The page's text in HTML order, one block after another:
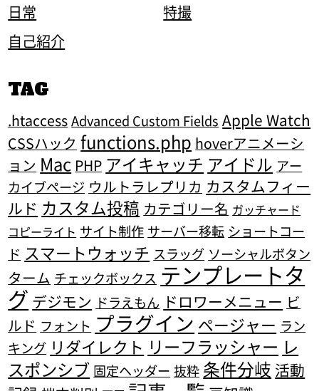
日常
特撮
自己紹介
TAG
.htaccess Advanced Custom Fields Apple Watch
CSSハック functions.php hoverアニメーシ
ョン Mac PHP アイキャッチ アイドル アー
カイブページ ウルトラレプリカ カスタムフィー
ルド カスタム投稿 カテゴリー名 ガッチャード
コピーライト サイト制作 サーバー移転 ショートコー
ド スマートウォッチ スラッグ ソーシャルボタン
ターム チェックボックス テンプレートタ
グ デジモン ドラえもん ドロワーメニュー ビ
ルド フォント プラグイン ページャー ラン
キング リダイレクト リーフラッシャー レ
スポンシブ 固定ヘッダー 抜粋 条件分岐 活動